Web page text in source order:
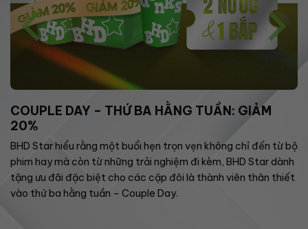
COUPLE DAY – THỨ BA HẰNG TUẦN: GIẢM
20%
BHD Star hiểu rằng một buổi hẹn trọn vẹn không chỉ đến từ bộ
phim hay mà còn từ những trải nghiệm đi kèm, BHD Star dành
tặng ưu đãi đặc biệt cho các cặp đôi là thành viên thân thiết
vào thứ ba hằng tuần – Couple Day.